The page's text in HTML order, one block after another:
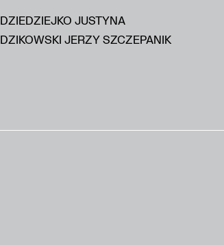
DZIEDZIEJKO JUSTYNA
DZIKOWSKI JERZY SZCZEPANIK